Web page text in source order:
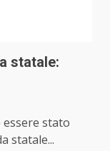
statale:
stato
statale...